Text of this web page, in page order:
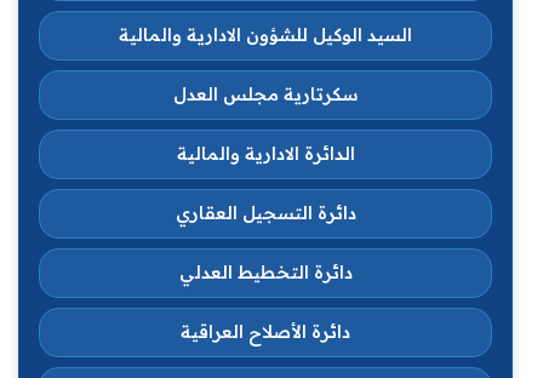
السيد الوكيل للشؤون الادارية والمالية
سكرتارية مجلس العدل
الدائرة الادارية والمالية
دائرة التسجيل العقاري
دائرة التخطيط العدلي
دائرة الأصلاح العراقية